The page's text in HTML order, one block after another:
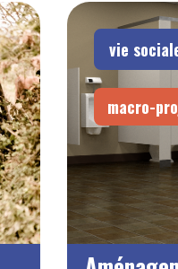
vie
macro-